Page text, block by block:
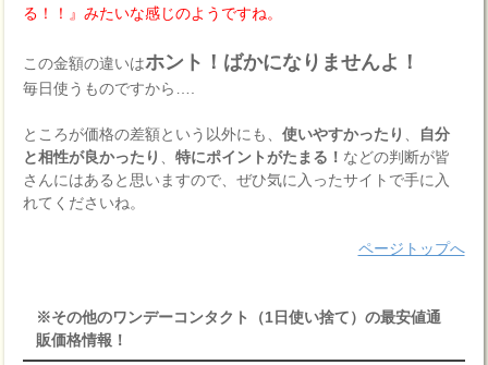
る！！』みたいな感じのようですね。
この金額の違いはホント！ばかになりませんよ！
毎日使うものですから….
ところが価格の差額という以外にも、使いやすかったり
自分
と相性が良かったり
、特にポイントがたまる！ などの判断が皆
さんにはあると思いますので、ぜひ気に入ったサイトで手に入
れてくださいね。
ページトップへ
※その他のワンデーコンタクト（1日使い捨て）の最安値通
販価格情報！